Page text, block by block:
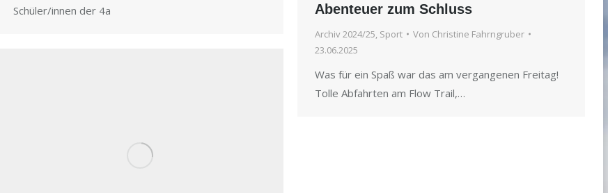
Schüler/innen der 4a
Abenteuer zum Schluss
Archiv 2024/25, Sport Von Christine Fahrngruber
23.06.2025
Was für ein Spaß war das am vergangenen Freitag!
Tolle Abfahrten am Flow Trail,…